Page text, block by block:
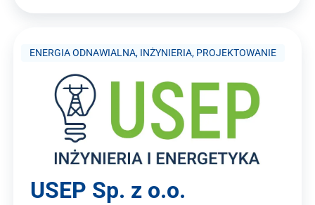
ENERGIA ODNAWIALNA, INŻYNIERIA, PROJEKTOWANIE
USEP Sp. z o.o.